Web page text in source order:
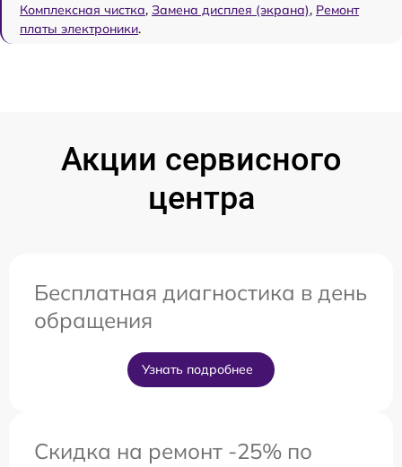
Комплексная чистка, Замена дисплея (экрана), Ремонт
платы электроники.
Акции сервисного
центра
Бесплатная диагностика в день
обращения
Узнать подробнее
Скидка на ремонт -25% по